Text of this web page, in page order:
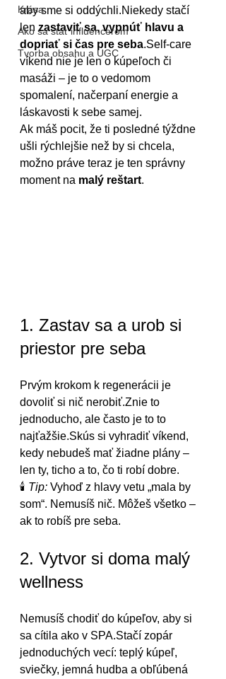
Krása
Ako sa stať influencerom
Tvorba obsahu a UGC
aby sme si oddýchli.Niekedy stačí
len zastaviť sa, vypnúť hlavu a
dopriať si čas pre seba.Self-care
víkend nie je len o kúpeľoch či
masáži – je to o vedomom
spomalení, načerpaní energie a
láskavosti k sebe samej.
Ak máš pocit, že ti posledné týždne
ušli rýchlejšie než by si chcela,
možno práve teraz je ten správny
moment na malý reštart.
1. Zastav sa a urob si
priestor pre seba
Prvým krokom k regenerácii je
dovoliť si nič nerobiť.Znie to
jednoducho, ale často je to to
najťažšie.Skús si vyhradiť víkend,
kedy nebudeš mať žiadne plány –
len ty, ticho a to, čo ti robí dobre.
🕯️ Tip: Vyhoď z hlavy vetu „mala by
som“. Nemusíš nič. Môžeš všetko –
ak to robíš pre seba.
2. Vytvor si doma malý
wellness
Nemusíš chodiť do kúpeľov, aby si
sa cítila ako v SPA.Stačí zopár
jednoduchých vecí: teplý kúpeľ,
sviečky, jemná hudba a obľúbená